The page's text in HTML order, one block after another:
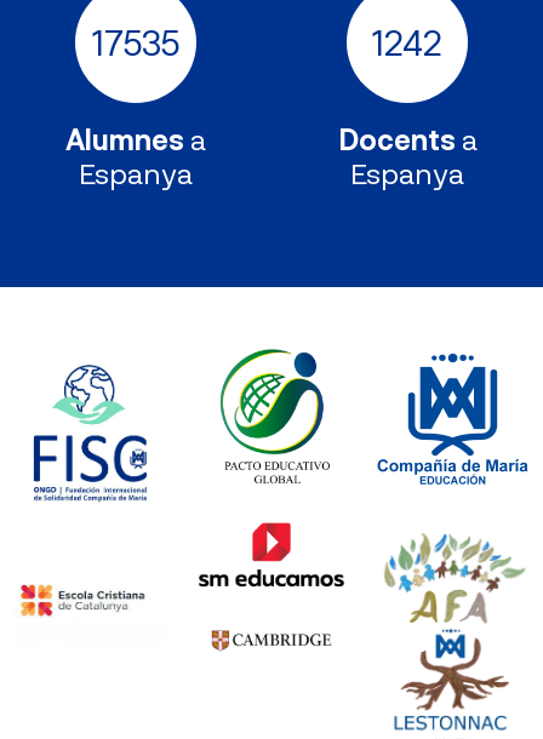
17535
Alumnes a
Espanya
1242
Docents a
Espanya